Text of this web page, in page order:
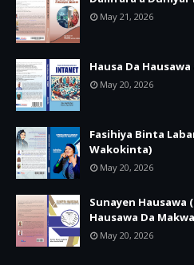
May 21, 2026
Hausa Da
May 20, 2026
Fasihiya Binta
Wakokinta)
May 20, 2026
Sunayen Hausawa
Hausawa Da
May 20, 2026